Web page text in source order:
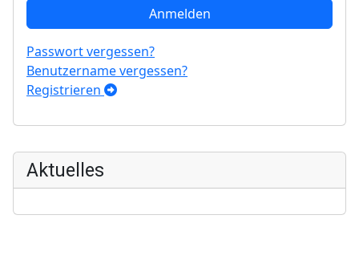
Aktuelles
Anmelden
Passwort vergessen?
Benutzername vergessen?
Registrieren